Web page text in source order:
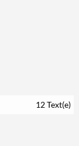
12 Text(e)